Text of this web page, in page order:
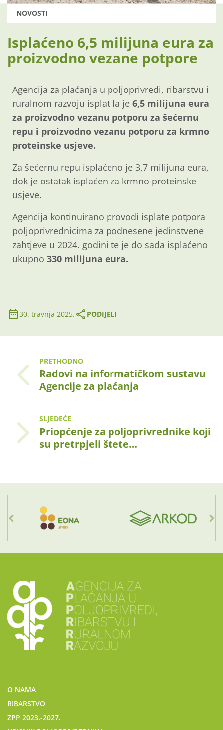
NOVOSTI
Isplaćeno 6,5 milijuna eura za
proizvodno vezane potpore
Agencija za plaćanja u poljoprivredi, ribarstvu i
ruralnom razvoju isplatila je 6,5 milijuna eura
za proizvodno vezanu potporu za šećernu
repu i proizvodno vezanu potporu za krmno
proteinske usjeve.
Za šećernu repu isplaćeno je 3,7 milijuna eura,
dok je ostatak isplaćen za krmno proteinske
usjeve.
Agencija kontinuirano provodi isplate potpora
poljoprivrednicima za podnesene jedinstvene
zahtjeve u 2024. godini te je do sada isplaćeno
ukupno 330 milijuna eura.
30. travnja 2025. PODIJELI
PRETHODNO
Radovi na informatičkom sustavu
Agencije za plaćanja
SLJEDEĆE
Priopćenje za poljoprivrednike koji
su pretrpjeli štete…
O NAMA
RIBARSTVO
ZPP 2023.-2027.